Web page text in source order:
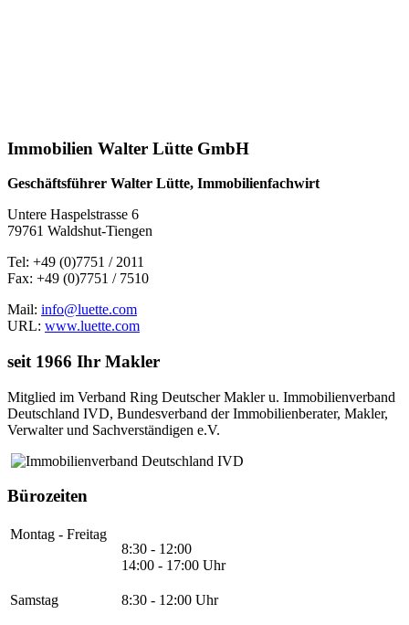
Immobilien Walter Lütte GmbH
Geschäftsführer Walter Lütte, Immobilienfachwirt
Untere Haspelstrasse 6
79761 Waldshut-Tiengen
Tel: +49 (0)7751 / 2011
Fax: +49 (0)7751 / 7510
Mail: info@luette.com
URL: www.luette.com
seit 1966 Ihr Makler
Mitglied im Verband Ring Deutscher Makler u. Immobilienverband
Deutschland IVD, Bundesverband der Immobilienberater, Makler,
Verwalter und Sachverständigen e.V.
Bürozeiten
Montag - Freitag
8:30 - 12:00
14:00 - 17:00 Uhr
Samstag 8:30 - 12:00 Uhr